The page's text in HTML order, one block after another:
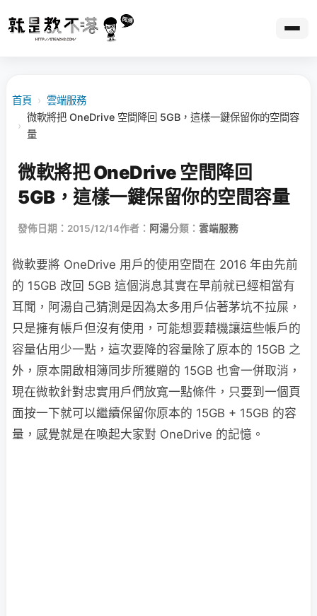
首頁 › 雲端服務
›
微軟將把 OneDrive 空間降回 5GB，這樣一鍵保留你的空間容
量
微軟將把 OneDrive 空間降回
5GB，這樣一鍵保留你的空間容量
發佈日期：2015/12/14作者： 阿湯分類： 雲端服務
微軟要將 OneDrive 用戶的使用空間在 2016 年由先前
的 15GB 改回 5GB 這個消息其實在早前就已經相當有
耳聞，阿湯自己猜測是因為太多用戶佔著茅坑不拉屎，
只是擁有帳戶但沒有使用，可能想要藉機讓這些帳戶的
容量佔用少一點，這次要降的容量除了原本的 15GB 之
外，原本開啟相簿同步所獲贈的 15GB 也會一併取消，
現在微軟針對忠實用戶們放寬一點條件，只要到一個頁
面按一下就可以繼續保留你原本的 15GB + 15GB 的容
量，感覺就是在喚起大家對 OneDrive 的記憶。